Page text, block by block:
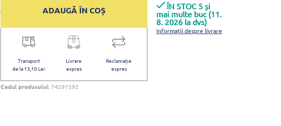
ÎN STOC 5 și
mai multe buc (11.
8. 2026 la dvs)
Informații despre livrare
ADAUGĂ ÎN COȘ
Transport
de la 13,10 Lei
Livrare
expres
Reclamație
expres
Codul produsului:74291592